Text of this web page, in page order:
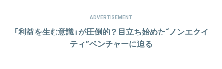
ADVERTISEMENT
「利益を生む意識」が圧倒的？目立ち始めた“ノンエクイ
ティ”ベンチャーに迫る